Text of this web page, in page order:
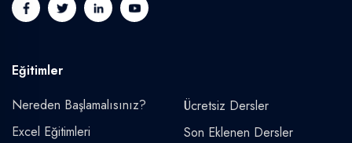
Eğitimler
Nereden Başlamalısınız?
Excel Eğitimleri
Ücretsiz Dersler
Son Eklenen Dersler